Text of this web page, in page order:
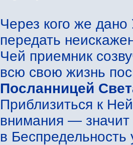
Через кого же
передать
Чей приемник
всю свою жизнь
Посланницей
Приблизиться к
внимания — значит
в Беспредельность